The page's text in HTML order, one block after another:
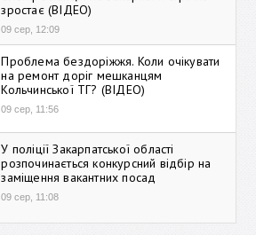
зростає (ВІДЕО)
09 сер, 12:09
Проблема бездоріжжя. Коли очікувати
на ремонт доріг мешканцям
Кольчинської ТГ? (ВІДЕО)
09 сер, 11:56
У поліції Закарпатської області
розпочинається конкурсний відбір на
заміщення вакантних посад
09 сер, 11:08